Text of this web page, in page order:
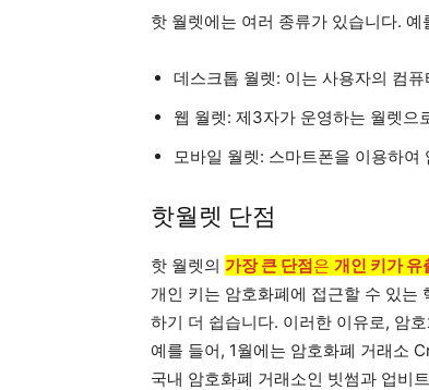
핫 월렛에는 여러 종류가 있습니다.
데스크톱 월렛: 이는 사용자의 컴
웹 월렛: 제3자가 운영하는 월렛으
모바일 월렛: 스마트폰을 이용하
핫월렛 단점
핫 월렛의 가장 큰 단점은 개인 키가 유
개인 키는 암호화폐에 접근할 수 있는
하기 더 쉽습니다. 이러한 이유로, 암
예를 들어, 1월에는 암호화폐 거래소
국내 암호화폐 거래소인 빗썸과 업비